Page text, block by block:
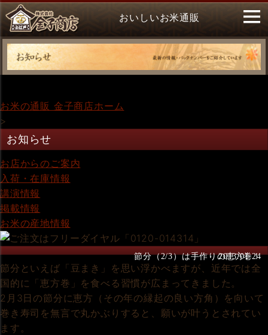
おいしいお米通販
お米の通販 金子商店ホーム
>
お知らせ
お店からのご案内
入荷・在庫情報
講演情報
掲載情報
お米の産地情報
節分（2/3）は手作りの恵方巻！
2013.01.24
節分といえば「豆まき」を思い浮かべますが、近年では全
国的に「恵方巻」を食べる習慣が広まってきました。
2月3日の節分に恵方（その年の縁起の良い方角）を向いて
巻き寿司を無言で丸かぶりすると、願いが叶うとされてい
ます。